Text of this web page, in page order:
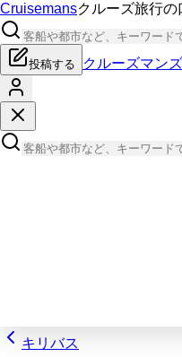
Cruisemansクルーズ旅行の
投稿する クルーズマン
キリバス